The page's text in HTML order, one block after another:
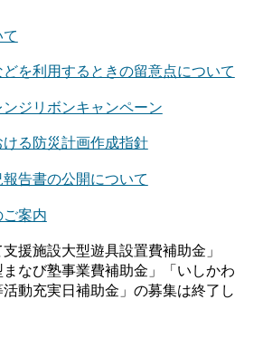
を利用するときの留意点について
ジリボンキャンペーン
ける防災計画作成指針
告書の公開について
案内
支援施設大型遊具設置費補助金」
まなび塾事業費補助金」「いしかわ
動充実日補助金」の募集は終了し